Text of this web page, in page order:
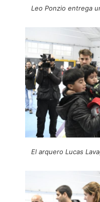
Leo Ponzio entrega
El arquero Lucas